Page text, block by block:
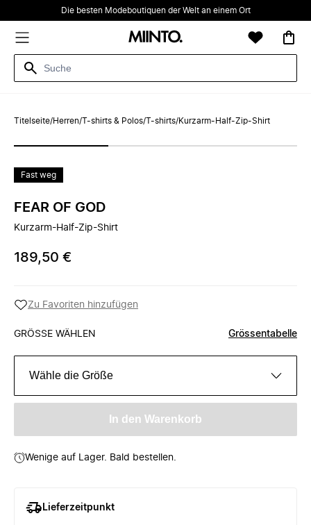
Die besten Modeboutiquen der Welt an einem Ort
Titelseite/Herren/T-shirts & Polos/T-shirts/Kurzarm-Half-Zip-Shirt
Fast weg
FEAR OF GOD
Kurzarm-Half-Zip-Shirt
189,50 €
Zu Favoriten hinzufügen
GRÖSSE WÄHLEN Grössentabelle
Wähle die Größe
In den Warenkorb
Wenige auf Lager. Bald bestellen.
Lieferzeitpunkt